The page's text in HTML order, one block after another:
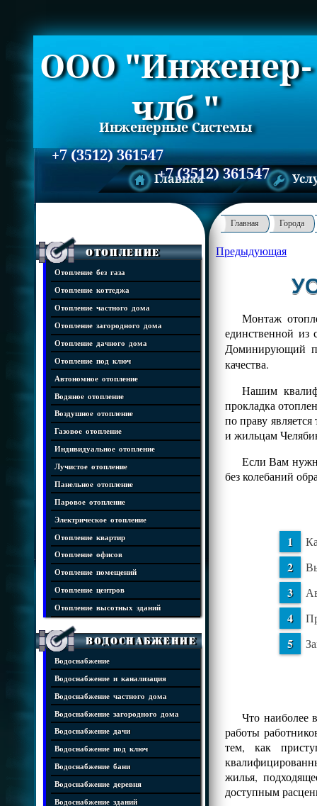
ООО "Инженер-
члб "
Инженерные Системы
+7 (3512) 361547
+7 (3512) 361547
Главная
Отопление
Отопление без газа
Отопление коттеджа
Отопление частного дома
Отопление загородного дома
Отопление дачного дома
Отопление под ключ
Автономное отопление
Водяное отопление
Воздушное отопление
Газовое отопление
Индивидуальное отопление
Лучистое отопление
Панельное отопление
Паровое отопление
Электрическое отопление
Отопление квартир
Отопление офисов
Отопление помещений
Отопление центров
Отопление высотных зданий
Водоснабжение
Водоснабжение
Водоснабжение и канализация
Водоснабжение частного дома
Водоснабжение загородного дома
Водоснабжение дачи
Водоснабжение под ключ
Водоснабжение бани
Водоснабжение деревня
Водоснабжение зданий
Главная Города
Предыдующая
Монтаж
единственной из
Доминирующий
качества.
Нашим
прокладка
по праву
и жильцам
Если Вам
без колебаний
Что наиболее
работы
тем, как
жилья,
доступным